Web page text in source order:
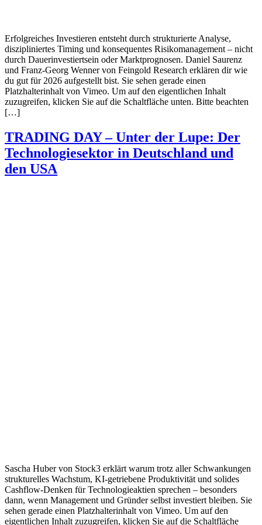
Erfolgreiches Investieren entsteht durch strukturierte Analyse,
diszipliniertes Timing und konsequentes Risikomanagement – nicht
durch Dauerinvestiertsein oder Marktprognosen. Daniel Saurenz
und Franz-Georg Wenner von Feingold Research erklären dir wie
du gut für 2026 aufgestellt bist. Sie sehen gerade einen
Platzhalterinhalt von Vimeo. Um auf den eigentlichen Inhalt
zuzugreifen, klicken Sie auf die Schaltfläche unten. Bitte beachten
[…]
TRADING DAY – Unter der Lupe: Der
Technologiesektor in Deutschland und
den USA
Sascha Huber von Stock3 erklärt warum trotz aller Schwankungen
strukturelles Wachstum, KI-getriebene Produktivität und solides
Cashflow-Denken für Technologieaktien sprechen – besonders
dann, wenn Management und Gründer selbst investiert bleiben. Sie
sehen gerade einen Platzhalterinhalt von Vimeo. Um auf den
eigentlichen Inhalt zuzugreifen, klicken Sie auf die Schaltfläche